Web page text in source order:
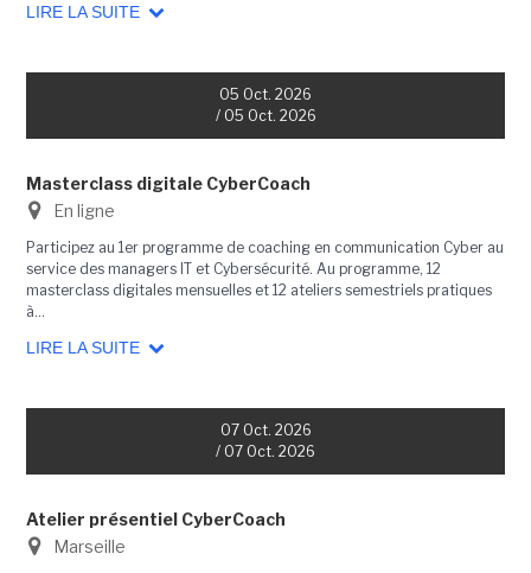
LIRE LA SUITE
05 Oct. 2026
/ 05 Oct. 2026
Masterclass digitale CyberCoach
En ligne
Participez au 1er programme de coaching en communication Cyber au
service des managers IT et Cybersécurité. Au programme, 12
masterclass digitales mensuelles et 12 ateliers semestriels pratiques
à...
LIRE LA SUITE
07 Oct. 2026
/ 07 Oct. 2026
Atelier présentiel CyberCoach
Marseille